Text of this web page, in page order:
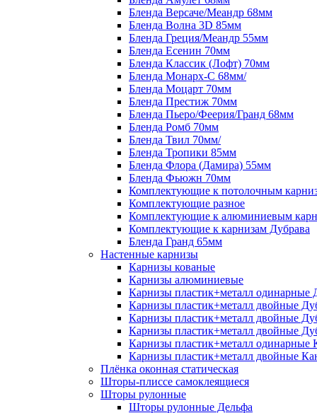
Бленда Версаче/Меандр 68мм
Бленда Волна 3D 85мм
Бленда Греция/Меандр 55мм
Бленда Есенин 70мм
Бленда Классик (Лофт) 70мм
Бленда Монарх-С 68мм/
Бленда Моцарт 70мм
Бленда Престиж 70мм
Бленда Пьеро/Феерия/Гранд 68мм
Бленда Ромб 70мм
Бленда Твил 70мм/
Бленда Тропики 85мм
Бленда Флора (Дамира) 55мм
Бленда Фьюжн 70мм
Комплектующие к потолочным
Комплектующие разное
Комплектующие к алюминиевым
Комплектующие к карнизам Дубрава
Бленда Гранд 65мм
Настенные карнизы
Карнизы кованые
Карнизы алюминиевые
Карнизы пластик+металл одинарные
Карнизы пластик+металл двойные
Карнизы пластик+металл двойные
Карнизы пластик+металл двойные
Карнизы пластик+металл одинарные
Карнизы пластик+металл двойные
Плёнка оконная статическая
Шторы-плиссе самоклеящиеся
Шторы рулонные
Шторы рулонные Дельфа